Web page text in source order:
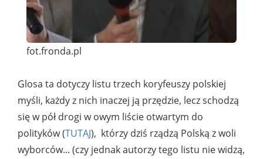
fot.fronda.pl
Glosa ta dotyczy listu trzech koryfeuszy polskiej
myśli, każdy z nich inaczej ją przędzie, lecz schodzą
się w pół drogi w owym liście otwartym do
polityków (TUTAJ), którzy dziś rządzą Polską z woli
wyborców... (czy jednak autorzy tego listu nie widzą,